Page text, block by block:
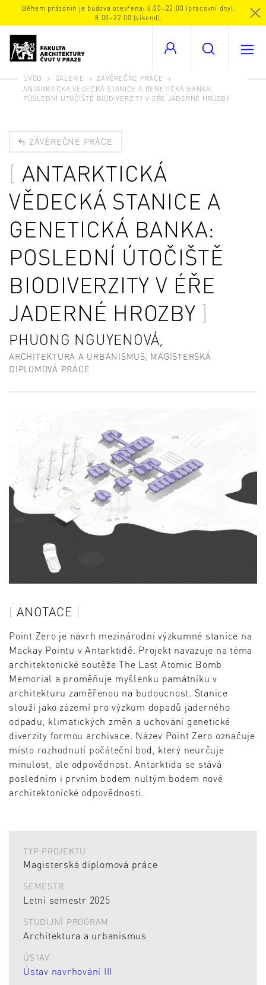
Během prázdnin je budova otevřena: 6.00–22.00 (pracovní dny),
8.00–22.00 (víkend).
ÚVOD GALERIE
ZÁVĚREČNÉ PRÁCE
ANTARKTICKÁ VĚDECKÁ STANICE A GENETICKÁ BANKA:
POSLEDNÍ ÚTOČIŠTĚ BIODIVERZITY V ÉŘE JADERNÉ HROZBY
ZÁVĚREČNÉ PRÁCE
ANTARKTICKÁ
VĚDECKÁ STANICE A
GENETICKÁ BANKA:
POSLEDNÍ ÚTOČIŠTĚ
BIODIVERZITY V ÉŘE
JADERNÉ HROZBY
PHUONG NGUYENOVÁ,
ARCHITEKTURA A URBANISMUS, MAGISTERSKÁ
DIPLOMOVÁ PRÁCE
ANOTACE
Point Zero je návrh mezinárodní výzkumné stanice na
Mackay Pointu v Antarktidě. Projekt navazuje na téma
architektonické soutěže The Last Atomic Bomb
Memorial a proměňuje myšlenku památníku v
architekturu zaměřenou na budoucnost. Stanice
slouží jako zázemí pro výzkum dopadů jaderného
odpadu, klimatických změn a uchování genetické
diverzity formou archivace. Název Point Zero označuje
místo rozhodnutí počáteční bod, který neurčuje
minulost, ale odpovědnost. Antarktida se stává
posledním i prvním bodem nultým bodem nové
architektonické odpovědnosti.
TYP PROJEKTU
Magisterská diplomová práce
SEMESTR
Letní semestr 2025
STUDIJNÍ PROGRAM
Architektura a urbanismus
ÚSTAV
Ústav navrhování III